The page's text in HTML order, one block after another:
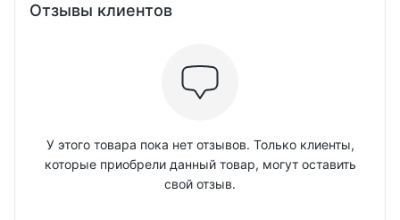
Отзывы клиентов
У этого товара пока нет отзывов. Только клиенты,
которые приобрели данный товар, могут оставить
свой отзыв.